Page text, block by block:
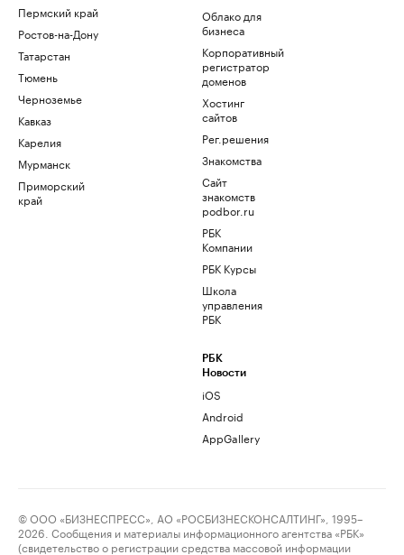
Пермский край
Ростов-на-Дону
Татарстан
Тюмень
Черноземье
Кавказ
Карелия
Мурманск
Приморский
край
Облако для
бизнеса
Корпоративный
регистратор
доменов
Хостинг
сайтов
Рег.решения
Знакомства
Сайт
знакомств
podbor.ru
РБК
Компании
РБК Курсы
Школа
управления
РБК
РБК
Новости
iOS
Android
AppGallery
© ООО «БИЗНЕСПРЕСС», АО «РОСБИЗНЕСКОНСАЛТИНГ», 1995–
2026. Сообщения и материалы информационного агентства «РБК»
(свидетельство о регистрации средства массовой информации